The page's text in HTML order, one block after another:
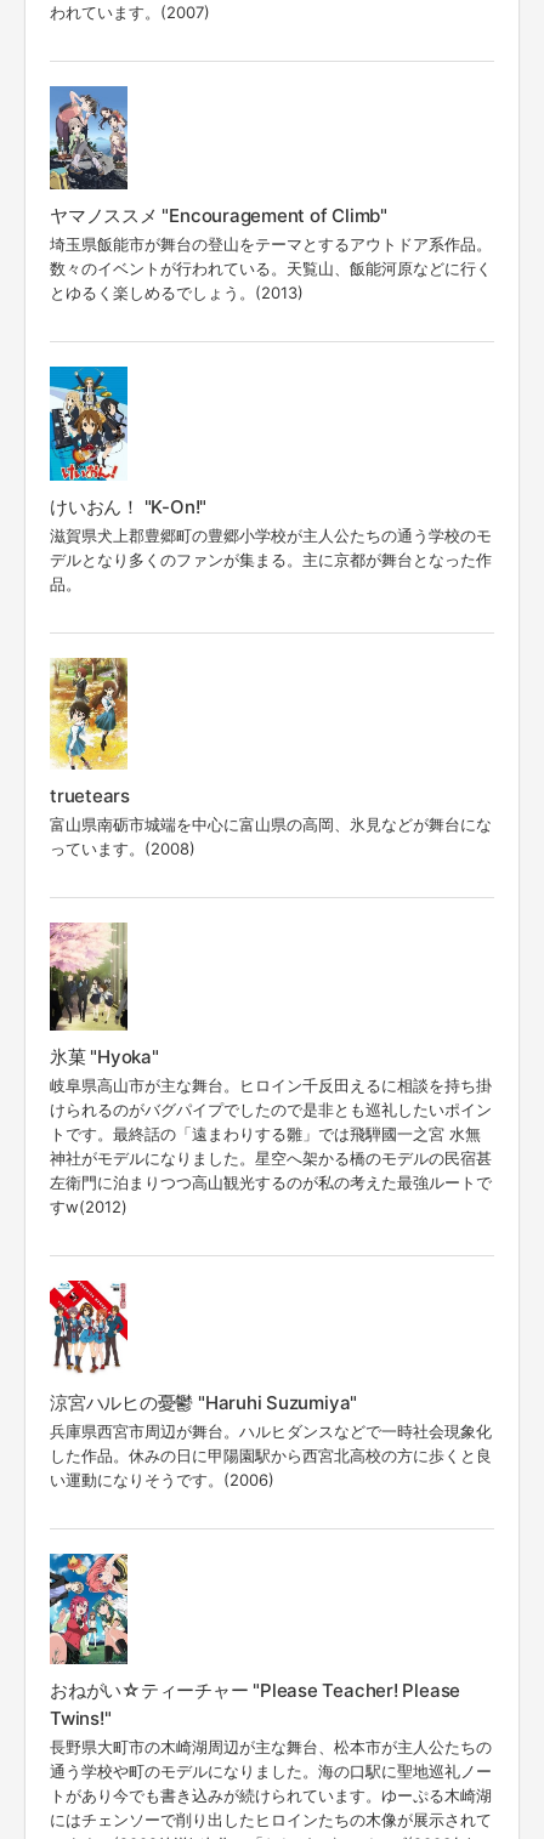
われています。(2007)
ヤマノススメ "Encouragement of Climb"
埼玉県飯能市が舞台の登山をテーマとするアウトドア系作品。
数々のイベントが行われている。天覧山、飯能河原などに行く
とゆるく楽しめるでしょう。(2013)
けいおん！ "K-On!"
滋賀県犬上郡豊郷町の豊郷小学校が主人公たちの通う学校のモ
デルとなり多くのファンが集まる。主に京都が舞台となった作
品。
truetears
富山県南砺市城端を中心に富山県の高岡、氷見などが舞台にな
っています。(2008)
氷菓 "Hyoka"
岐阜県高山市が主な舞台。ヒロイン千反田えるに相談を持ち掛
けられるのがバグパイプでしたので是非とも巡礼したいポイン
トです。最終話の「遠まわりする雛」では飛騨國一之宮 水無
神社がモデルになりました。星空へ架かる橋のモデルの民宿甚
左衛門に泊まりつつ高山観光するのが私の考えた最強ルートで
すw(2012)
涼宮ハルヒの憂鬱 "Haruhi Suzumiya"
兵庫県西宮市周辺が舞台。ハルヒダンスなどで一時社会現象化
した作品。休みの日に甲陽園駅から西宮北高校の方に歩くと良
い運動になりそうです。(2006)
おねがい☆ティーチャー "Please Teacher! Please
Twins!"
長野県大町市の木崎湖周辺が主な舞台、松本市が主人公たちの
通う学校や町のモデルになりました。海の口駅に聖地巡礼ノー
トがあり今でも書き込みが続けられています。ゆーぷる木崎湖
にはチェンソーで削り出したヒロインたちの木像が展示されて